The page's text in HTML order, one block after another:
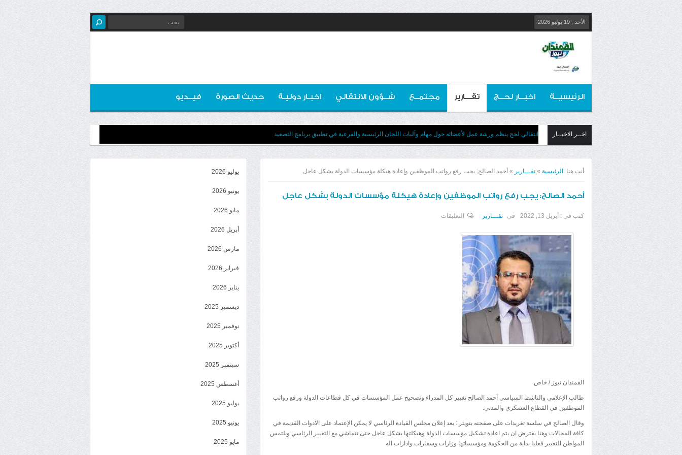
الأحد , 19 يوليو 2026
الرئيسيــة اخبــار لحــج تقـــارير مجتمــع شــؤون الانتقالي اخبـار دوليـة حديث الصورة فيــديو
اخــر الاخبــار انتقالي لحج ينظم ورشة عمل لأعضائه حول مهام وآليات اللجان الرئيسية والفرعية في تطبيق برنامج التصعيد
أنت هنا : الرئيسية » تقـــارير » أحمد الصالح: يجب رفع رواتب الموظفين وإعادة هيكلة مؤسسات الدولة بشكل عاجل
أحمد الصالح: يجب رفع رواتب الموظفين وإعادة هيكلة مؤسسات الدولة بشكل عاجل
كتب في : أبريل 13, 2022 في تقـــارير التعليقات
القمندان نيوز / خاص
طالب الإعلامي والناشط السياسي أحمد الصالح تغيير كل المدراء وتصحيح عمل المؤسسات في كل قطاعات الدولة ورفع رواتب
الموظفين في القطاع العسكري والمدني.
وقال الصالح في سلسة تغريدات على صفحته بتويتر : بعد إعلان مجلس القيادة الرئاسي لا يمكن الإعتماد على الادوات القديمة في
كافة المجالات وهنا يفترض ان يتم اعادة تشكيل مؤسسات الدولة وهيكلتها بشكل عاجل حتى تتماشي مع التغيير الرئاسي ويلتمس
المواطن التغيير فعليا بداية من الحكومة ومؤسساتها وزارات وسفارات وادارات اله
يوليو 2026
يونيو 2026
مايو 2026
أبريل 2026
مارس 2026
فبراير 2026
يناير 2026
ديسمبر 2025
نوفمبر 2025
أكتوبر 2025
سبتمبر 2025
أغسطس 2025
يوليو 2025
يونيو 2025
مايو 2025